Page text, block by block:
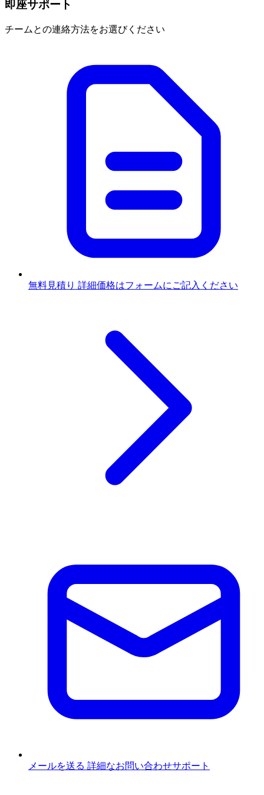
即座サポート
チームとの連絡方法をお選びください
無料見積り 詳細価格はフォームにご記入ください
メールを送る 詳細なお問い合わせサポート